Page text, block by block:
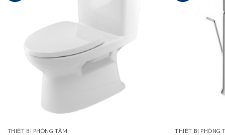
THIẾT BỊ PHÒNG TẮM THIẾT BỊ PHÒNG